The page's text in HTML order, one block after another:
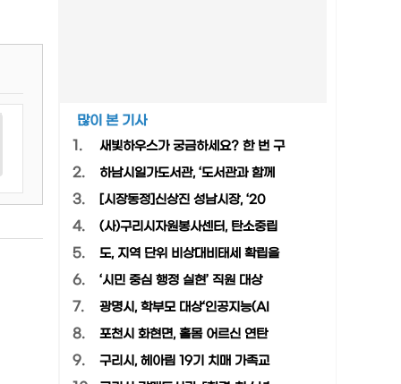
많이 본 기사
1.
새빛하우스가 궁금하세요? 한 번 구
2. 하남시일가도서관, ‘도서관과 함께
3. [시장동정]신상진 성남시장, ‘20
4. (사)구리시자원봉사센터, 탄소중립
5. 도, 지역 단위 비상대비태세 확립을
6. ‘시민 중심 행정 실현’ 직원 대상
7. 광명시, 학부모 대상‘인공지능(AI
8. 포천시 화현면, 홀몸 어르신 연탄
9. 구리시, 헤아림 19기 치매 가족교